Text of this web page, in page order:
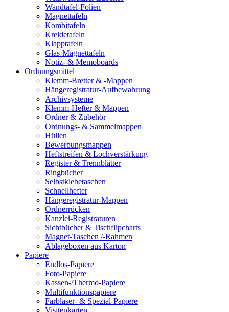
Wandtafel-Folien
Magnettafeln
Kombitafeln
Kreidetafeln
Klapptafeln
Glas-Magnettafeln
Notiz- & Memoboards
Ordnungsmittel
Klemm-Bretter & -Mappen
Hängeregistratur-Aufbewahrung
Archivsysteme
Klemm-Hefter & Mappen
Ordner & Zubehör
Ordnungs- & Sammelmappen
Hüllen
Bewerbungsmappen
Heftstreifen & Lochverstärkung
Register & Trennblätter
Ringbücher
Selbstklebetaschen
Schnellhefter
Hängeregistratur-Mappen
Ordnerrücken
Kanzlei-Registraturen
Sichtbücher & Tischflipcharts
Magnet-Taschen /-Rahmen
Ablageboxen aus Karton
Papiere
Endlos-Papiere
Foto-Papiere
Kassen-/Thermo-Papiere
Multifunktionspapiere
Farblaser- & Spezial-Papiere
Visitenkarten